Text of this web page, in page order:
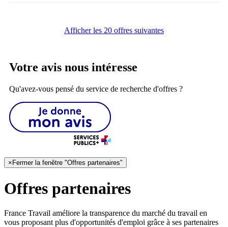
Afficher les 20 offres suivantes
Votre avis nous intéresse
Qu'avez-vous pensé du service de recherche d'offres ?
× Fermer la fenêtre "Offres partenaires"
Offres partenaires
France Travail améliore la transparence du marché du travail en
vous proposant plus d'opportunités d'emploi grâce à ses partenaires